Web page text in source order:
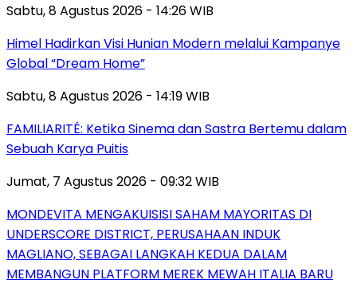
Sabtu, 8 Agustus 2026 - 14:26 WIB
Himel Hadirkan Visi Hunian Modern melalui Kampanye
Global “Dream Home”
Sabtu, 8 Agustus 2026 - 14:19 WIB
FAMILIARITÉ: Ketika Sinema dan Sastra Bertemu dalam
Sebuah Karya Puitis
Jumat, 7 Agustus 2026 - 09:32 WIB
MONDEVITA MENGAKUISISI SAHAM MAYORITAS DI
UNDERSCORE DISTRICT, PERUSAHAAN INDUK
MAGLIANO, SEBAGAI LANGKAH KEDUA DALAM
MEMBANGUN PLATFORM MEREK MEWAH ITALIA BARU